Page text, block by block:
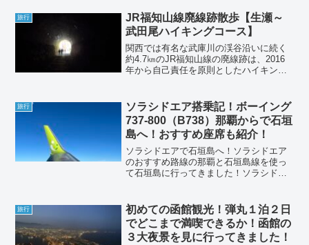
り、ANA会員ではダイヤモンド会員のみ
が使えるラウンジ...
旅行
JR福知山線廃線跡散歩【生瀬～
武田尾ハイキングコース】
関西では有名な武庫川の渓谷沿いに続く
約4.7㎞のJR福知山線の廃線跡は、2016
年から自己責任を原則としたハイキング
雰囲気ですが、この廃線コースには6つの
トンネルと3つ...
旅行
ソラシドエア搭乗記！ボーイング
737-800（B738）那覇からで石垣
島へ！おすすめ座席も紹介！
ソラシドエアで石垣島へ！ソラシドエア
のおすすめ路線の那覇と石垣島線を使っ
て石垣島に行ってきました！ソラシドエ
を開設していて、いつも利用させてもら
っているのが那覇と石垣島...
旅行
初めての函館観光！弾丸１泊２日
でどこまで満喫できるか！函館の
３大夜景を見に行ってきました！